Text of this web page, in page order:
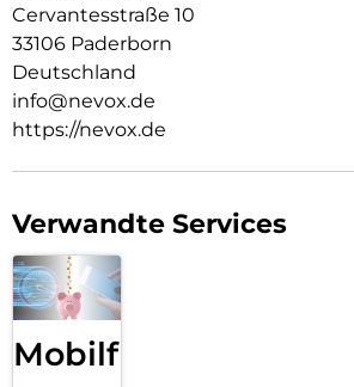
Hochwertiges Schmutzabweisendes
Schockproof durch eingearbeitete
Cervantesstraße 10
33106 Paderborn
Deutschland
info@nevox.de
https://nevox.de
Verwandte Services
Mobilfunk